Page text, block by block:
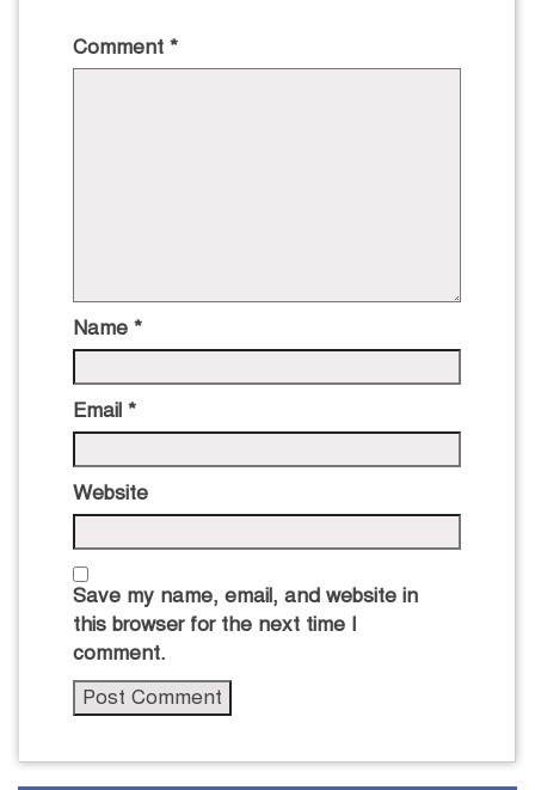
Comment *
Name *
Email *
Website
Save my name, email, and website in
this browser for the next time I
comment.